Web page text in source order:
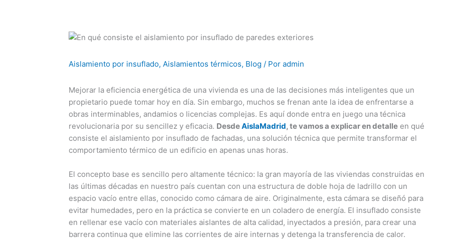
Aislamiento por insuflado, Aislamientos térmicos, Blog / Por admin
Mejorar la eficiencia energética de una vivienda es una de las decisiones más inteligentes que un
propietario puede tomar hoy en día. Sin embargo, muchos se frenan ante la idea de enfrentarse a
obras interminables, andamios o licencias complejas. Es aquí donde entra en juego una técnica
revolucionaria por su sencillez y eficacia. DesdeAislaMadrid, te vamos a explicar en detalle en qué
consiste el aislamiento por insuflado de fachadas, una solución técnica que permite transformar el
comportamiento térmico de un edificio en apenas unas horas.
El concepto base es sencillo pero altamente técnico: la gran mayoría de las viviendas construidas en
las últimas décadas en nuestro país cuentan con una estructura de doble hoja de ladrillo con un
espacio vacío entre ellas, conocido como cámara de aire. Originalmente, esta cámara se diseñó para
evitar humedades, pero en la práctica se convierte en un coladero de energía. El insuflado consiste
en rellenar ese vacío con materiales aislantes de alta calidad, inyectados a presión, para crear una
barrera continua que elimine las corrientes de aire internas y detenga la transferencia de calor.